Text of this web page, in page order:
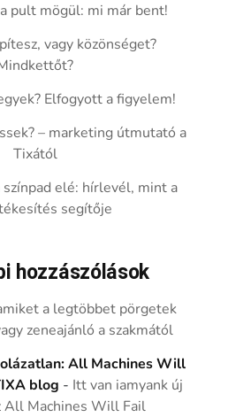
pult mögül: mi már bent!
vagy közönséget?
Elfogyott a figyelem!
– marketing útmutató a
Tixától
elé: hírlevél, mint a
segítője
hozzászólások
a legtöbbet pörgetek
zeneajánló a szakmától
All Machines Will
blog - Itt van iamyank új
All Machines Will Fail